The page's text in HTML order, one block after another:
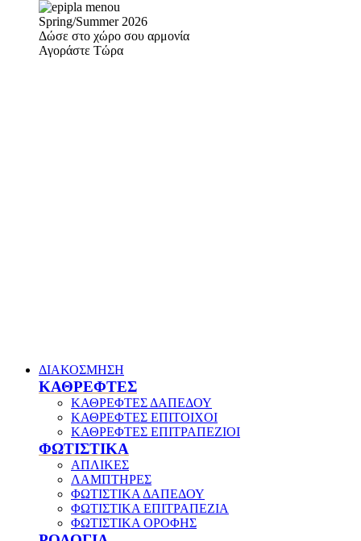
Spring/Summer 2026
Δώσε στο χώρο σου αρμονία
Αγοράστε Τώρα
ΔΙΑΚΟΣΜΗΣΗ
ΚΑΘΡΕΦΤΕΣ
ΚΑΘΡΕΦΤΕΣ ΔΑΠΕΔΟΥ
ΚΑΘΡΕΦΤΕΣ ΕΠΙΤΟΙΧΟΙ
ΚΑΘΡΕΦΤΕΣ ΕΠΙΤΡΑΠΕΖΙΟΙ
ΦΩΤΙΣΤΙΚΑ
ΑΠΛΙΚΕΣ
ΛΑΜΠΤΗΡΕΣ
ΦΩΤΙΣΤΙΚΑ ΔΑΠΕΔΟΥ
ΦΩΤΙΣΤΙΚΑ ΕΠΙΤΡΑΠΕΖΙΑ
ΦΩΤΙΣΤΙΚΑ ΟΡΟΦΗΣ